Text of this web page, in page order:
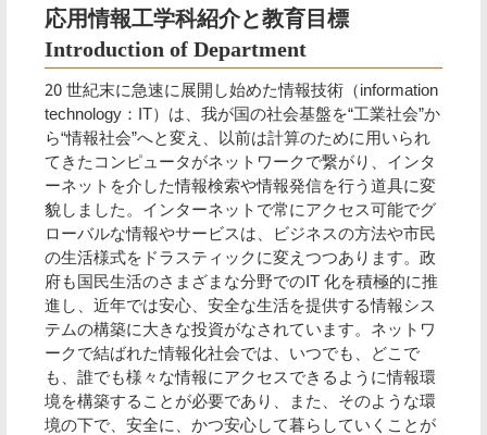
応用情報工学科紹介と教育目標
Introduction of Department
20 世紀末に急速に展開し始めた情報技術（information
technology：IT）は、我が国の社会基盤を“工業社会”か
ら“情報社会”へと変え、以前は計算のために用いられ
てきたコンピュータがネットワークで繋がり、インタ
ーネットを介した情報検索や情報発信を行う道具に変
貌しました。インターネットで常にアクセス可能でグ
ローバルな情報やサービスは、ビジネスの方法や市民
の生活様式をドラスティックに変えつつあります。政
府も国民生活のさまざまな分野でのIT 化を積極的に推
進し、近年では安心、安全な生活を提供する情報シス
テムの構築に大きな投資がなされています。ネットワ
ークで結ばれた情報化社会では、いつでも、どこで
も、誰でも様々な情報にアクセスできるように情報環
境を構築することが必要であり、また、そのような環
境の下で、安全に、かつ安心して暮らしていくことが